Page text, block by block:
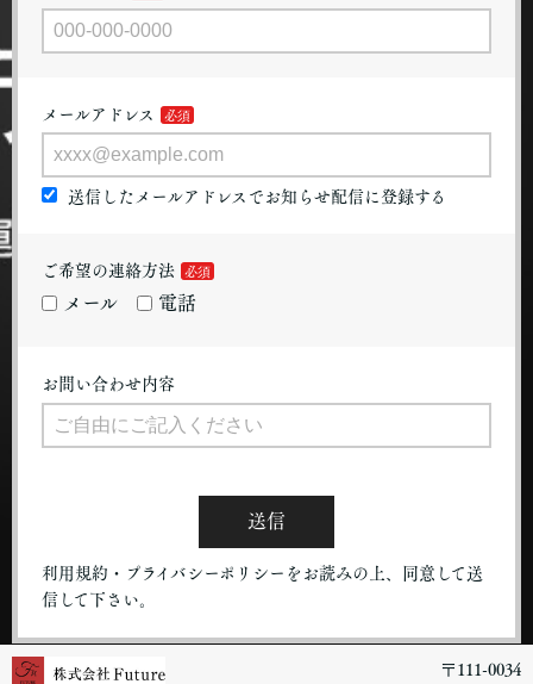
メールアドレス
送信したメールアドレスでお知らせ配信に登録する
ご希望の連絡方法
メール 電話
お問い合わせ内容
送信
利用規約・プライバシーポリシーをお読みの上、同意して送
信して下さい。
〒111-0034